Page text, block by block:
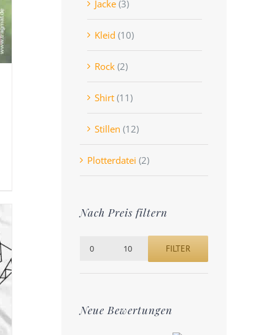
Jacke (3)
Kleid (10)
Rock (2)
Shirt (11)
Stillen (12)
Plotterdatei (2)
Nach Preis filtern
Preis
Preis
FILTER
Neue Bewertungen